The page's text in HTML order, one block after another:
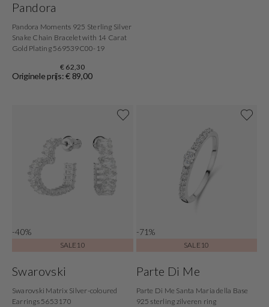
Pandora
Pandora Moments 925 Sterling Silver
Snake Chain Bracelet with 14 Carat
Gold Plating 569539C00-19
€ 62,30
Originele prijs: € 89,00
-40%
SALE10
Swarovski
Swarovski Matrix Silver-coloured
Earrings 5653170
-71%
SALE10
Parte Di Me
Parte Di Me Santa Maria della Base
925 sterling zilveren ring